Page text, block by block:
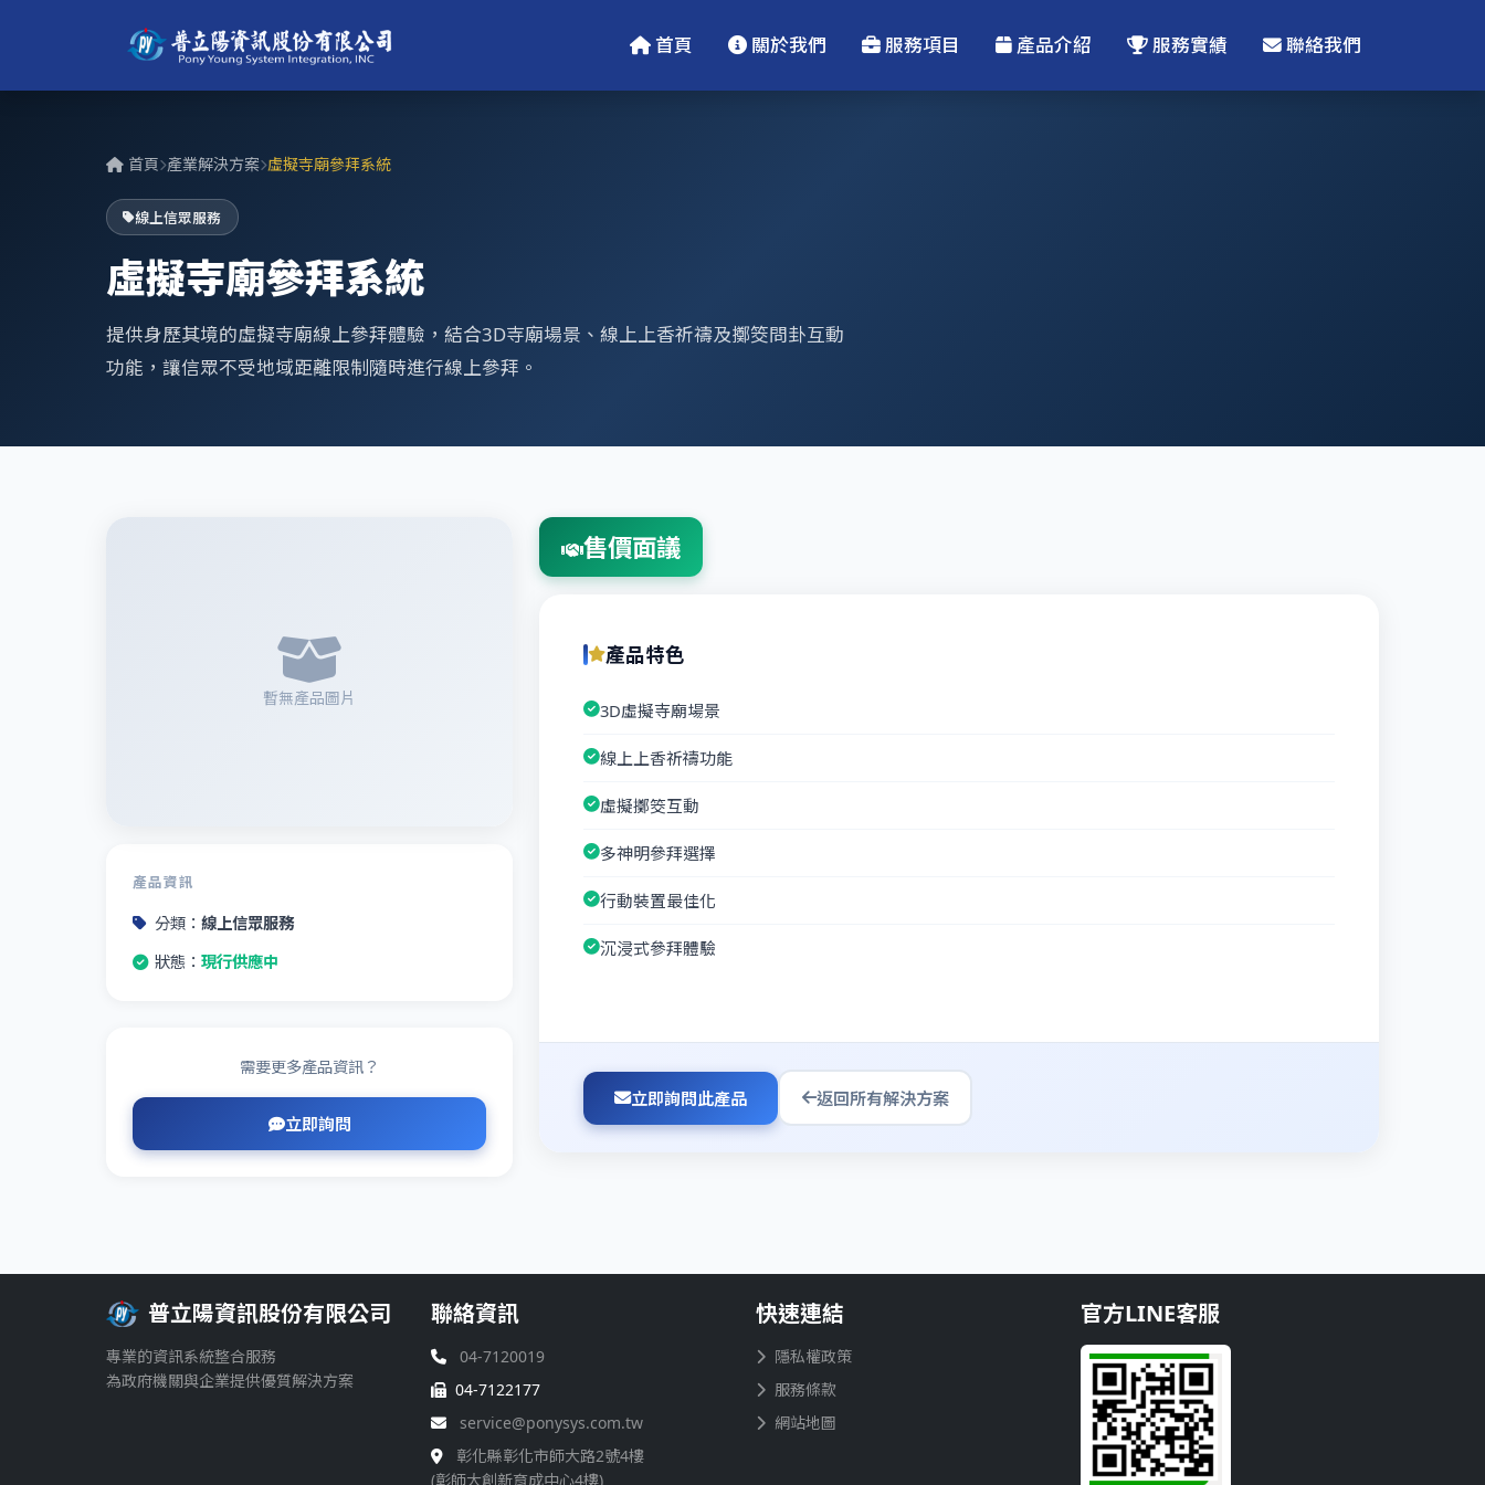
首頁 關於我們 服務項目 產品介紹 服務實績 聯絡我們
首頁 產業解決方案 虛擬寺廟參拜系統
線上信眾服務
虛擬寺廟參拜系統
提供身歷其境的虛擬寺廟線上參拜體驗，結合3D寺廟場景、線上上香祈禱及擲筊問卦互動
功能，讓信眾不受地域距離限制隨時進行線上參拜。
暫無產品圖片
產品資訊
分類： 線上信眾服務
狀態： 現行供應中
需要更多產品資訊？
立即詢問
售價面議
產品特色
3D虛擬寺廟場景
線上上香祈禱功能
虛擬擲筊互動
多神明參拜選擇
行動裝置最佳化
沉浸式參拜體驗
立即詢問此產品 返回所有解決方案
普立陽資訊股份有限公司
專業的資訊系統整合服務
為政府機關與企業提供優質解決方案
聯絡資訊
04-7120019
04-7122177
service@ponysys.com.tw
彰化縣彰化市師大路2號4樓
(彰師大創新育成中心4樓)
快速連結
隱私權政策
服務條款
網站地圖
官方LINE客服